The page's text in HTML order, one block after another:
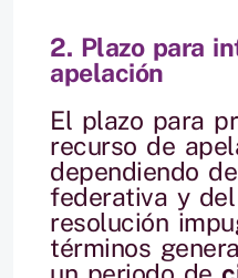
2. Plazo para
apelación
El plazo para
recurso de
dependiendo
federativa y
resolución
términos